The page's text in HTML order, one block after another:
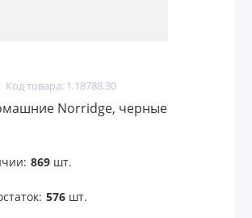
Код товара: 1.18788.30
Norridge, черные
869шт.
576шт.